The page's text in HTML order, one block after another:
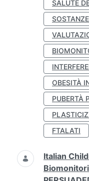
SALUTE
OBESITÀ
PUBERTÀ
FTALATI
Italian